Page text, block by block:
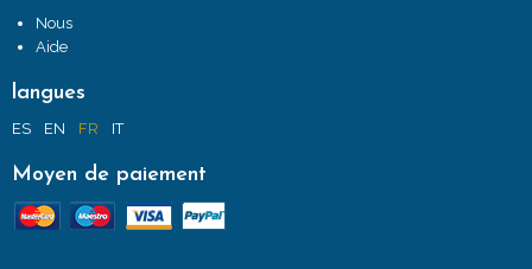
Nous
Aide
langues
ES EN FR IT
Moyen de paiement